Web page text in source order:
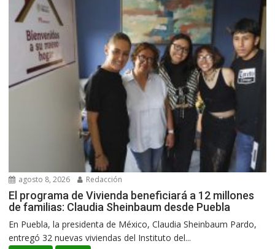
agosto 8, 2026 Redacción
El programa de Vivienda beneficiará a 12 millones
de familias: Claudia Sheinbaum desde Puebla
En Puebla, la presidenta de México, Claudia Sheinbaum Pardo,
entregó 32 nuevas viviendas del Instituto del...